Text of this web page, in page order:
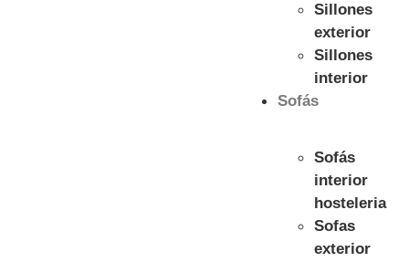
Sillones
exterior
Sillones
interior
Sofás
Sofás
interior
hosteleria
Sofas
exterior